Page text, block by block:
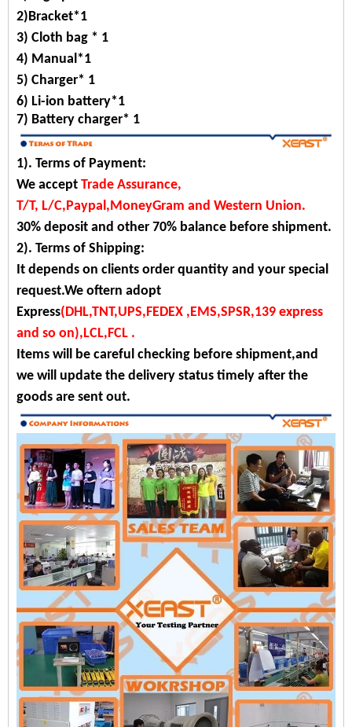
2)Bracket*1
3) Cloth bag * 1
4) Manual*1
5) Charger* 1
6) Li-ion battery*1
7) Battery charger* 1
1). Terms of Payment:
We accept Trade Assurance,
T/T, L/C,Paypal,MoneyGram and Western Union.
30% deposit and other 70% balance before shipment.
2). Terms of Shipping:
It depends on clients order quantity and your special
request.We oftern adopt
Express(DHL,TNT,UPS,FEDEX ,EMS,SPSR,139 express
and so on),LCL,FCL .
Items will be careful checking before shipment,and
we will update the delivery status timely after the
goods are sent out.